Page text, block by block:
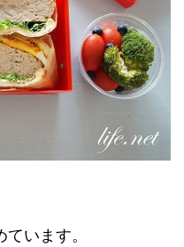
います。